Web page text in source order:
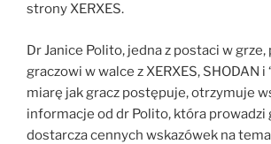
strony XERXES.
Dr Janice Polito, jedna z postaci w grze,
graczowi w walce z XERXES, SHODAN i
miarę jak gracz postępuje, otrzymuje
informacje od dr Polito, która prowadzi
dostarcza cennych wskazówek na